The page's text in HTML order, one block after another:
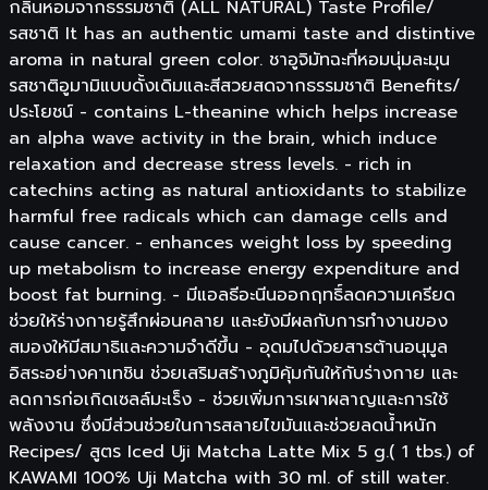
กลิ่นหอมจากธรรมชาติ (ALL NATURAL) Taste Profile/
รสชาติ It has an authentic umami taste and distintive
aroma in natural green color. ชาอูจิมัทฉะที่หอมนุ่มละมุน
รสชาติอูมามิแบบดั้งเดิมและสีสวยสดจากธรรมชาติ Benefits/
ประโยชน์ - contains L-theanine which helps increase
an alpha wave activity in the brain, which induce
relaxation and decrease stress levels. - rich in
catechins acting as natural antioxidants to stabilize
harmful free radicals which can damage cells and
cause cancer. - enhances weight loss by speeding
up metabolism to increase energy expenditure and
boost fat burning. - มีแอลธีอะนีนออกฤทธิ์ลดความเครียด
ช่วยให้ร่างกายรู้สึกผ่อนคลาย และยังมีผลกับการทำงานของ
สมองให้มีสมาธิและความจำดีขึ้น - อุดมไปด้วยสารต้านอนุมูล
อิสระอย่างคาเทชิน ช่วยเสริมสร้างภูมิคุ้มกันให้กับร่างกาย และ
ลดการก่อเกิดเซลล์มะเร็ง - ช่วยเพิ่มการเผาผลาญและการใช้
พลังงาน ซึ่งมีส่วนช่วยในการสลายไขมันและช่วยลดน้ำหนัก
Recipes/ สูตร Iced Uji Matcha Latte Mix 5 g.( 1 tbs.) of
KAWAMI 100% Uji Matcha with 30 ml. of still water.